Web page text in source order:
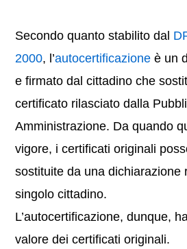
Secondo quanto stabilito dal
2000, l’autocertificazione è un
e firmato dal cittadino che
certificato rilasciato dalla
Amministrazione. Da quando
vigore, i certificati originali
sostituite da una dichiarazione
singolo cittadino.
L’autocertificazione, dunque,
valore dei certificati originali.